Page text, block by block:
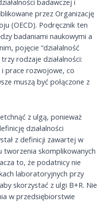
przez Organizację
(OECD). Podręcznik ten
badaniami naukowymi a
pojęcie “działalność
rodzaje działalności:
prace rozwojowe, co
muszą być połączone z
z ulgą, ponieważ
działalności
z definicji zawartej w
tworzenia skomplikowanych
to, że podatnicy nie
laboratoryjnych przy
skorzystać z ulgi B+R. Nie
w przedsiębiorstwie